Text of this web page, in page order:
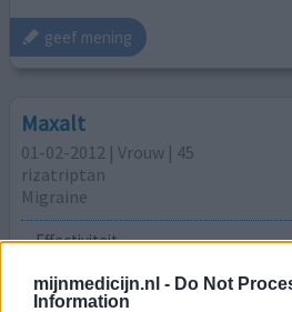
mijnmedicijn.nl - Do Not
Information
geef mening
Maxalt
01-02-2012 | Vrouw | 45
rizatriptan
Migraine
Effectiviteit